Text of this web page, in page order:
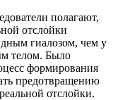
полагают,
отслойки
гиалозом, чем у
телом. Было
формирования
предотвращению
отслойки.